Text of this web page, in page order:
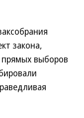
закона,
выборов